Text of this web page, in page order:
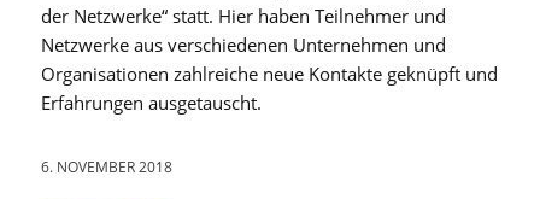
der Netzwerke“ statt. Hier haben Teilnehmer und
Netzwerke aus verschiedenen Unternehmen und
Organisationen zahlreiche neue Kontakte geknüpft und
Erfahrungen ausgetauscht.
6. NOVEMBER 2018